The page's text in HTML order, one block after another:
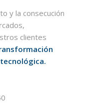
y la consecución
clientes